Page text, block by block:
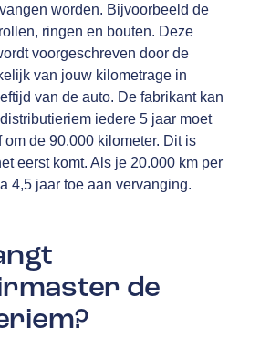
worden. Bijvoorbeeld de
ringen en bouten. Deze
voorgeschreven door de
van jouw kilometrage in
van de auto. De fabrikant kan
iedere 5 jaar moet
de 90.000 kilometer. Dit is
eerst komt. Als je 20.000 km per
4,5 jaar toe aan vervanging.
de